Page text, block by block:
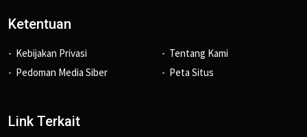
Ketentuan
Kebijakan Privasi
Pedoman Media Siber
Tentang Kami
Peta Situs
Link Terkait